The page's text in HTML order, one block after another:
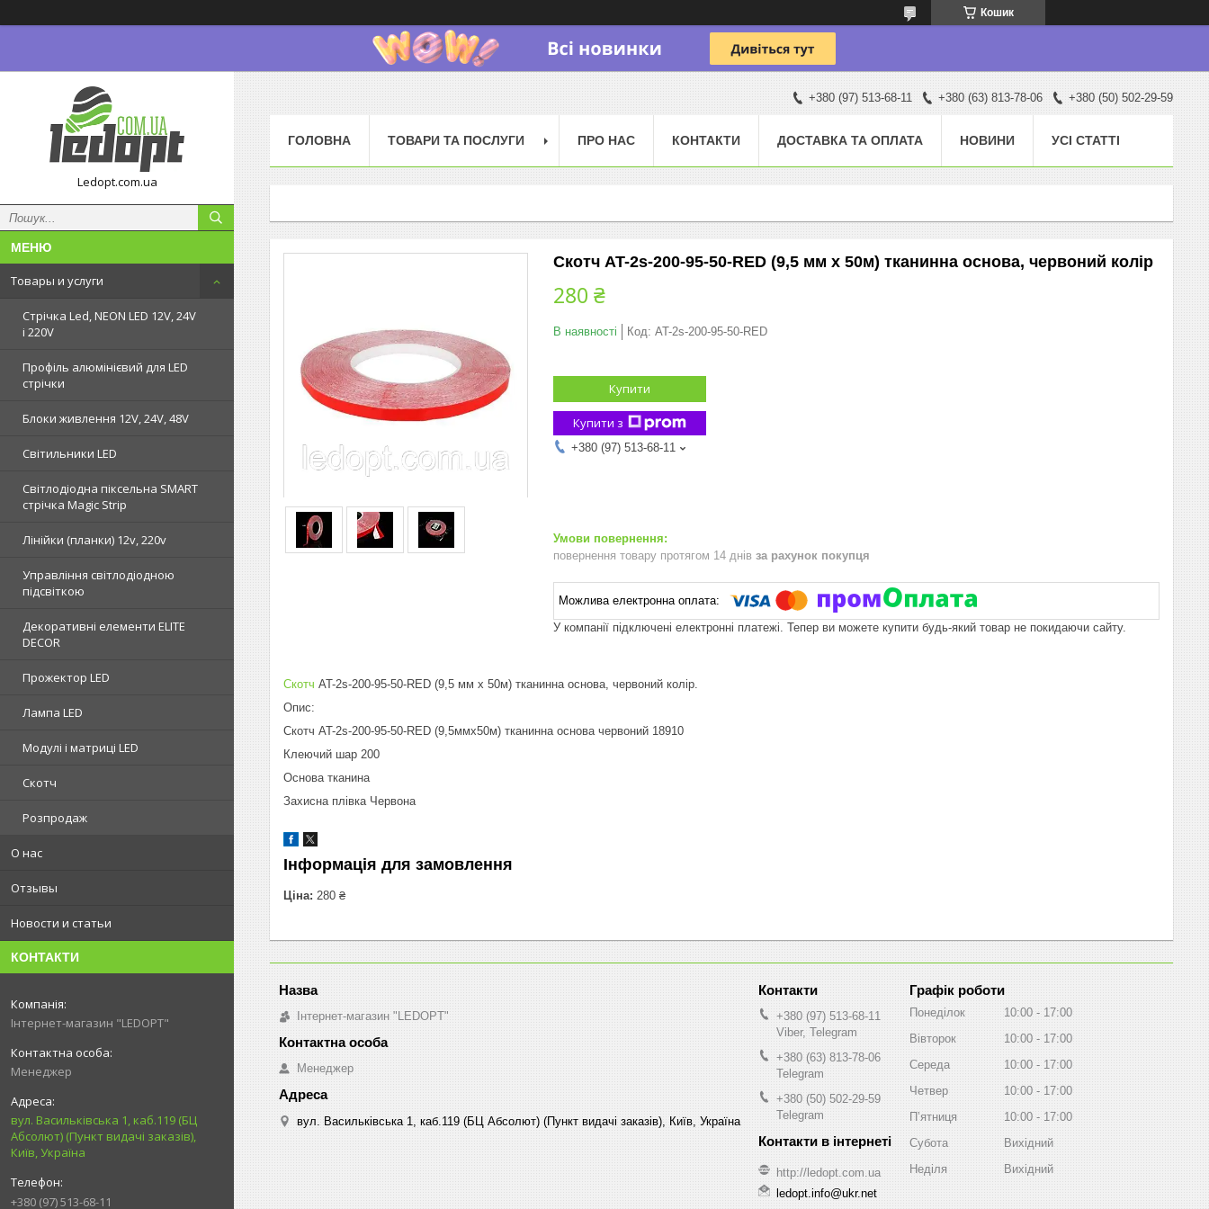
Кошик
Ledopt.com.ua
Товары и услуги
Стрічка Led, NEON LED 12V, 24V
і 220V
Профіль алюмінієвий для LED
стрічки
Блоки живлення 12V, 24V, 48V
Світильники LED
Світлодіодна піксельна SMART
стрічка Magic Strip
Лінійки (планки) 12v, 220v
Управління світлодіодною
підсвіткою
Декоративні елементи ELITE
DECOR
Прожектор LED
Лампа LED
Модулі і матриці LED
Скотч
Розпродаж
О нас
Отзывы
Новости и статьи
КОНТАКТИ
Інтернет-магазин "LEDOPT"
Менеджер
вул. Васильківська 1, каб.119 (БЦ
Абсолют) (Пункт видачі заказів),
Київ, Україна
+380 (97) 513-68-11
+380 (97) 513-68-11 +380 (63) 813-78-06 +380 (50) 502-29-59
ГОЛОВНА ТОВАРИ ТА ПОСЛУГИ ПРО НАС КОНТАКТИ ДОСТАВКА ТА ОПЛАТА НОВИНИ УСІ СТАТТІ
Скотч AT-2s-200-95-50-RED (9,5 мм х 50м) тканинна основа, червоний колір
280 ₴
В наявності Код: AT-2s-200-95-50-RED
Купити
Купити з
+380 (97) 513-68-11
повернення товару протягом 14 днів за рахунок покупця
У компанії підключені електронні платежі. Тепер ви можете купити будь-який товар не покидаючи сайту.
Скотч AT-2s-200-95-50-RED (9,5 мм х 50м) тканинна основа, червоний колір.
Опис:
Скотч AT-2s-200-95-50-RED (9,5ммх50м) тканинна основа червоний 18910
Клеючий шар 200
Основа тканина
Захисна плівка Червона
Інформація для замовлення
Ціна: 280 ₴
Інтернет-магазин "LEDOPT"
Менеджер
вул. Васильківська 1, каб.119 (БЦ Абсолют) (Пункт видачі заказів), Київ, Україна
+380 (97) 513-68-11
Viber, Telegram
+380 (63) 813-78-06
Telegram
+380 (50) 502-29-59
Telegram
http://ledopt.com.ua
ledopt.info@ukr.net
Графік роботи
Понеділок 10:00
17:00
Вівторок
10:00
17:00
Середа
10:00
17:00
Четвер
10:00
17:00
Пʼятниця
10:00
17:00
Субота
Вихідний
Неділя
Вихідний